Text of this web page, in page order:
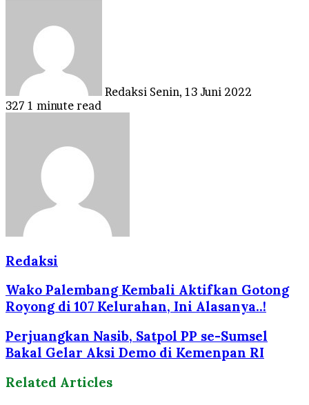
Redaksi Senin, 13 Juni 2022
327 1 minute read
Redaksi
Wako Palembang Kembali Aktifkan Gotong
Royong di 107 Kelurahan, Ini Alasanya..!
Perjuangkan Nasib, Satpol PP se-Sumsel
Bakal Gelar Aksi Demo di Kemenpan RI
Related Articles